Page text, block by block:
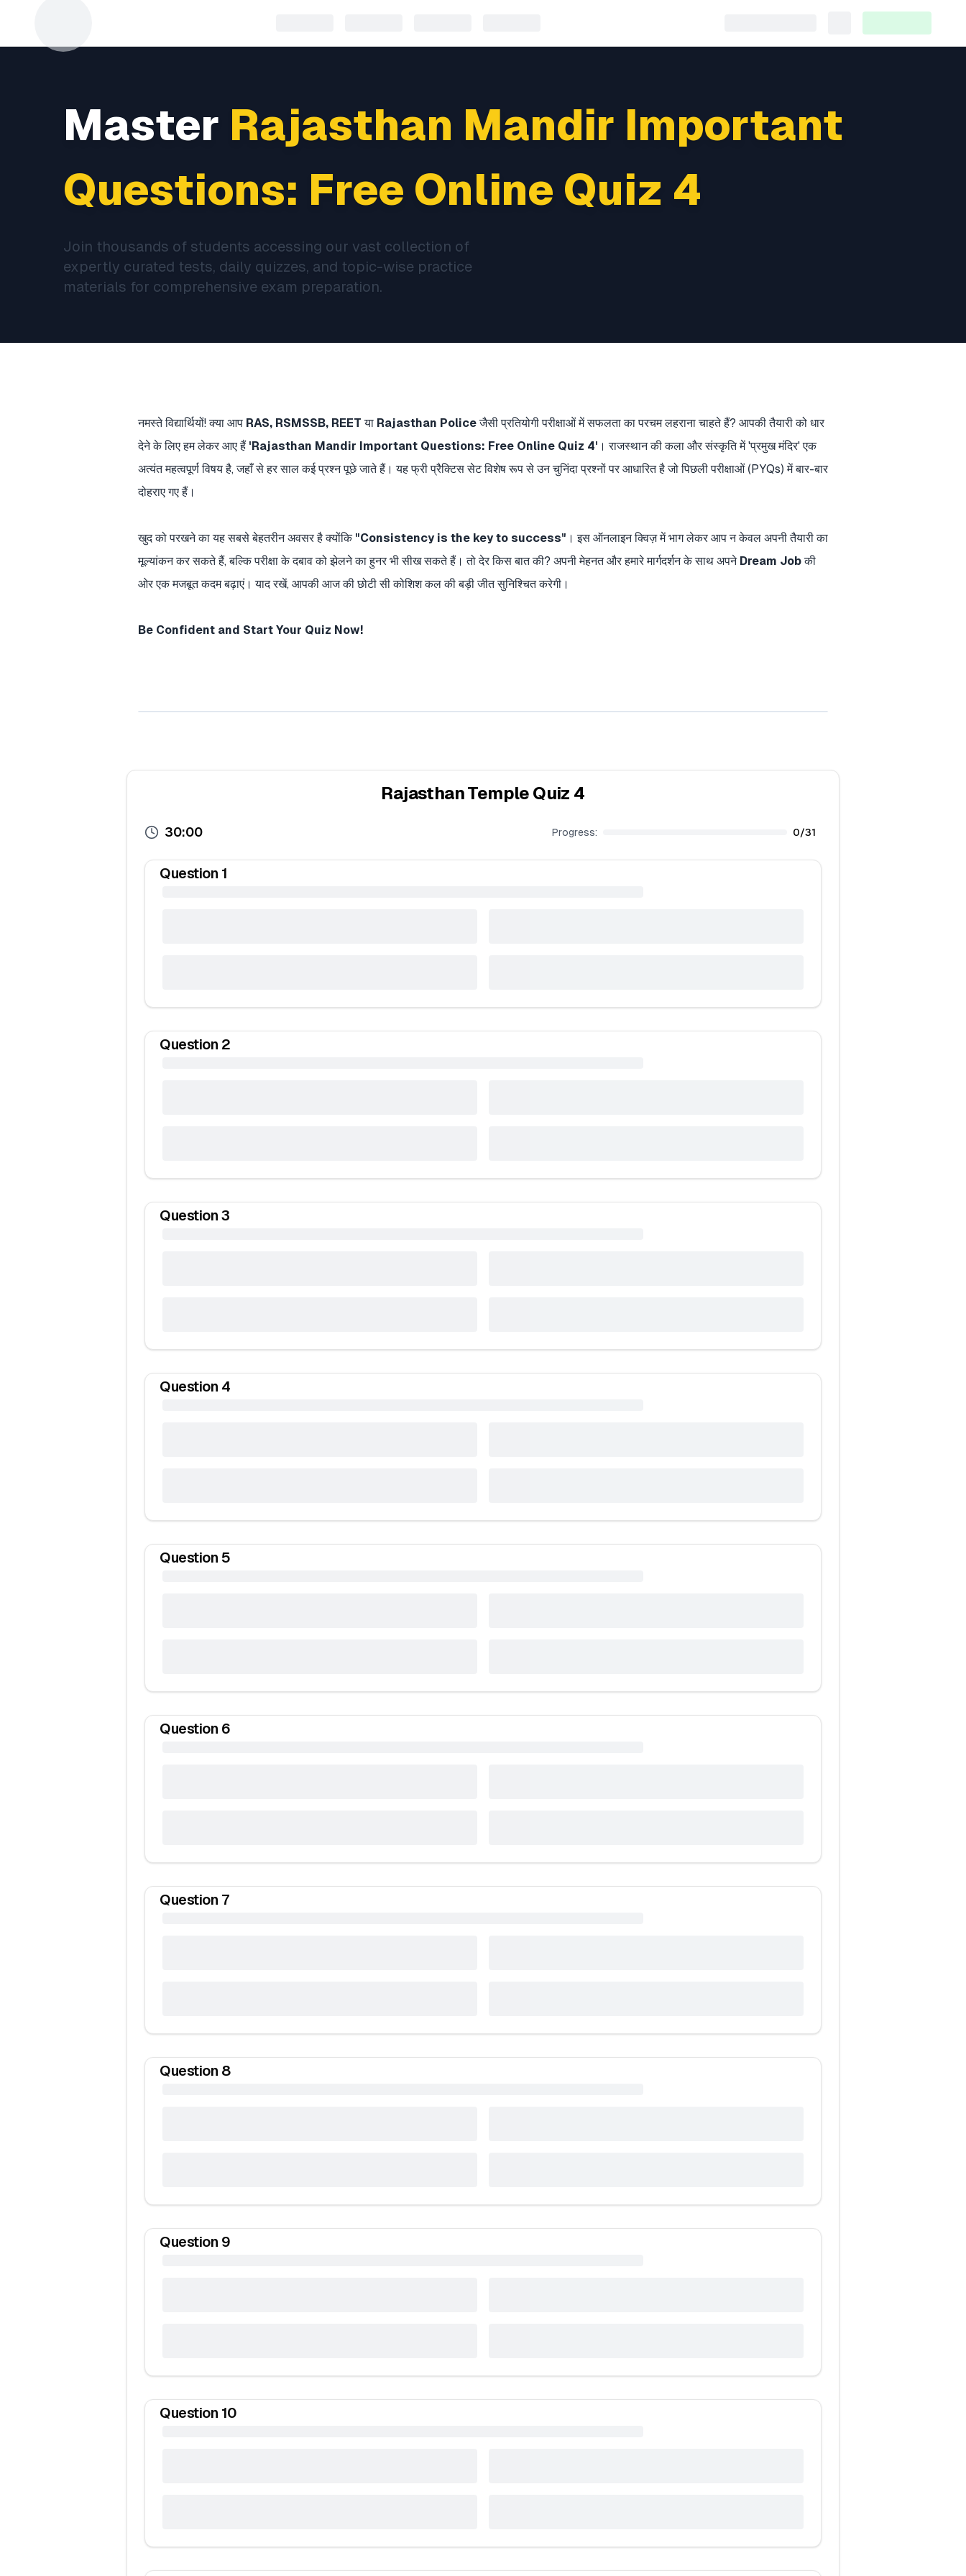
Master Rajasthan Mandir Important
Questions: Free Online Quiz 4
Join thousands of students accessing our vast collection of
expertly curated tests, daily quizzes, and topic-wise practice
materials for comprehensive exam preparation.
नमस्ते विद्यार्थियों! क्या आप RAS, RSMSSB, REET या Rajasthan Policeजैसी प्रतियोगी परीक्षाओं में सफलता का परचम लहराना चाहते हैं? आपकी तैयारी को धार
देने के लिए हम लेकर आए हैं 'Rajasthan Mandir Important Questions: Free Online Quiz 4' । राजस्थान की कला और संस्कृति में 'प्रमुख मंदिर' एक
अत्यंत महत्वपूर्ण विषय है, जहाँ से हर साल कई प्रश्न पूछे जाते हैं। यह फ्री प्रैक्टिस सेट विशेष रूप से उन चुनिंदा प्रश्नों पर आधारित है जो पिछली परीक्षाओं (PYQs) में बार-बार
दोहराए गए हैं।
खुद को परखने का यह सबसे बेहतरीन अवसर है क्योंकि "Consistency is the key to success" । इस ऑनलाइन क्विज़ में भाग लेकर आप न केवल अपनी तैयारी का
मूल्यांकन कर सकते हैं, बल्कि परीक्षा के दबाव को झेलने का हुनर भी सीख सकते हैं। तो देर किस बात की? अपनी मेहनत और हमारे मार्गदर्शन के साथ अपने Dream Jobकी
ओर एक मजबूत कदम बढ़ाएं। याद रखें, आपकी आज की छोटी सी कोशिश कल की बड़ी जीत सुनिश्चित करेगी।
Be Confident and Start Your Quiz Now!
Rajasthan Temple Quiz 4
30:00 Progress: 0/31
Question 1
Question 2
Question 3
Question 4
Question 5
Question 6
Question 7
Question 8
Question 9
Question 10